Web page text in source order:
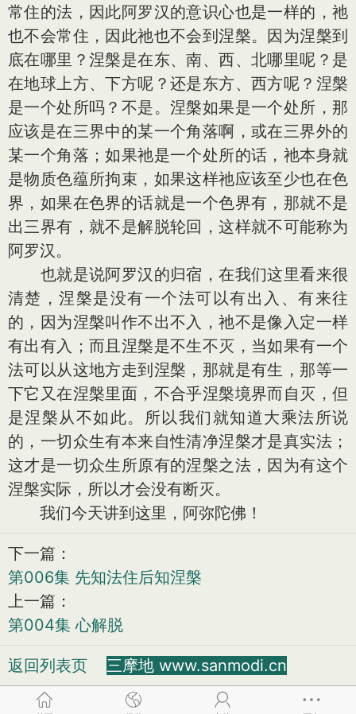
常住的法，因此阿罗汉的意识心也是一样的，祂
也不会常住，因此祂也不会到涅槃。因为涅槃到
底在哪里？涅槃是在东、南、西、北哪里呢？是
在地球上方、下方呢？还是东方、西方呢？涅槃
是一个处所吗？不是。涅槃如果是一个处所，那
应该是在三界中的某一个角落啊，或在三界外的
某一个角落；如果祂是一个处所的话，祂本身就
是物质色蕴所拘束，如果这样祂应该至少也在色
界，如果在色界的话就是一个色界有，那就不是
出三界有，就不是解脱轮回，这样就不可能称为
阿罗汉。
也就是说阿罗汉的归宿，在我们这里看来很
清楚，涅槃是没有一个法可以有出入、有来往
的，因为涅槃叫作不出不入，祂不是像入定一样
有出有入；而且涅槃是不生不灭，当如果有一个
法可以从这地方走到涅槃，那就是有生，那等一
下它又在涅槃里面，不合乎涅槃境界而自灭，但
是涅槃从不如此。所以我们就知道大乘法所说
的，一切众生有本来自性清净涅槃才是真实法；
这才是一切众生所原有的涅槃之法，因为有这个
涅槃实际，所以才会没有断灭。
我们今天讲到这里，阿弥陀佛！
下一篇：
第006集 先知法住后知涅槃
上一篇：
第004集 心解脱
返回列表页 三摩地 www.sanmodi.cn